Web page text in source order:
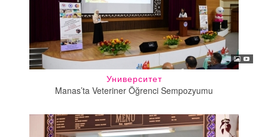
Университет
Manas’ta Veteriner Öğrenci Sempozyumu